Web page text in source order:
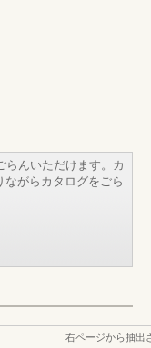
らんいただけます。カ
がらカタログをごら
右ページから抽出